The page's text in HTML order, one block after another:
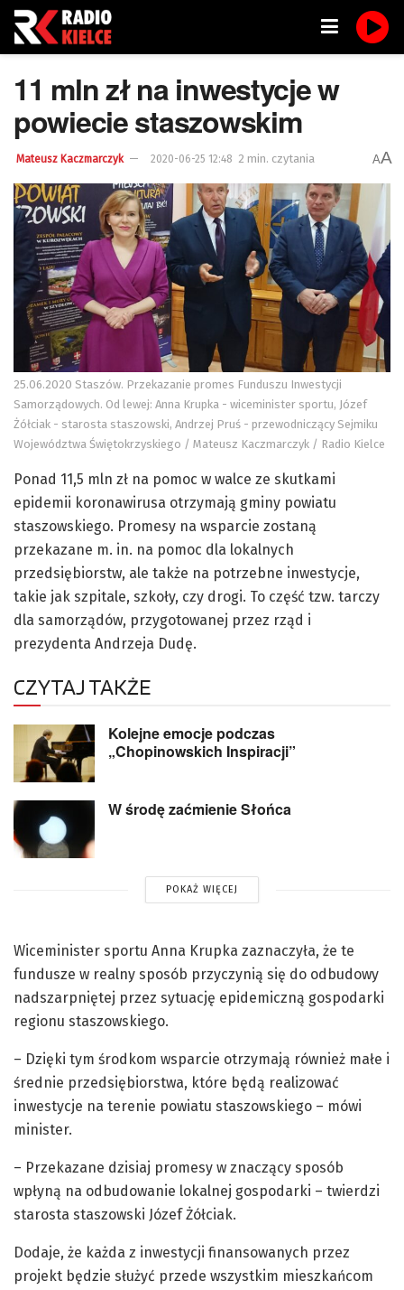
11 mln zł na inwestycje w
powiecie staszowskim
Mateusz Kaczmarczyk 2020-06-25 12:48 2 min. czytania AA
25.06.2020 Staszów. Przekazanie promes Funduszu Inwestycji
Samorządowych. Od lewej: Anna Krupka - wiceminister sportu, Józef
Żółciak - starosta staszowski, Andrzej Pruś - przewodniczący Sejmiku
Województwa Świętokrzyskiego / Mateusz Kaczmarczyk / Radio Kielce
Ponad 11,5 mln zł na pomoc w walce ze skutkami
epidemii koronawirusa otrzymają gminy powiatu
staszowskiego. Promesy na wsparcie zostaną
przekazane m. in. na pomoc dla lokalnych
przedsiębiorstw, ale także na potrzebne inwestycje,
takie jak szpitale, szkoły, czy drogi. To część tzw. tarczy
dla samorządów, przygotowanej przez rząd i
prezydenta Andrzeja Dudę.
CZYTAJ TAKŻE
Kolejne emocje podczas
„Chopinowskich Inspiracji”
W środę zaćmienie Słońca
POKAŻ WIĘCEJ
Wiceminister sportu Anna Krupka zaznaczyła, że te
fundusze w realny sposób przyczynią się do odbudowy
nadszarpniętej przez sytuację epidemiczną gospodarki
regionu staszowskiego.
– Dzięki tym środkom wsparcie otrzymają również małe i
średnie przedsiębiorstwa, które będą realizować
inwestycje na terenie powiatu staszowskiego – mówi
minister.
– Przekazane dzisiaj promesy w znaczący sposób
wpłyną na odbudowanie lokalnej gospodarki – twierdzi
starosta staszowski Józef Żółciak.
Dodaje, że każda z inwestycji finansowanych przez
projekt będzie służyć przede wszystkim mieszkańcom